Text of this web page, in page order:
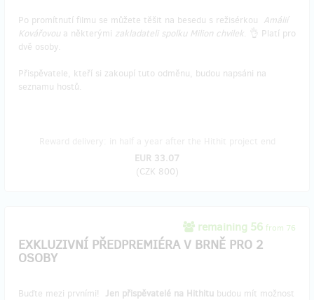
Po promítnutí filmu se můžete těšit na besedu s režisérkou Amálií
Kovářovou a některými zakladateli spolku Milion chvilek. 👌 Platí pro
dvě osoby.
Přispěvatele, kteří si zakoupí tuto odměnu, budou napsáni na
seznamu hostů.
EUR 33.07
(CZK 800)
remaining 56 from 76
EXKLUZIVNÍ PŘEDPREMIÉRA V BRNĚ PRO 2
OSOBY
Buďte mezi prvními! Jen přispěvatelé na Hithitu budou mít možnost